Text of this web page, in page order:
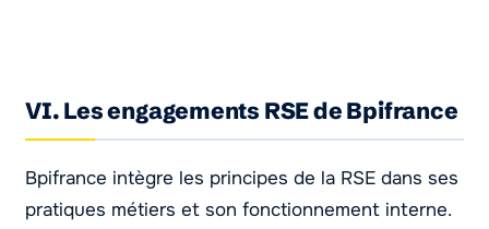
VI. Les engagements RSE de Bpifrance
Bpifrance intègre les principes de la RSE dans ses
pratiques métiers et son fonctionnement interne.